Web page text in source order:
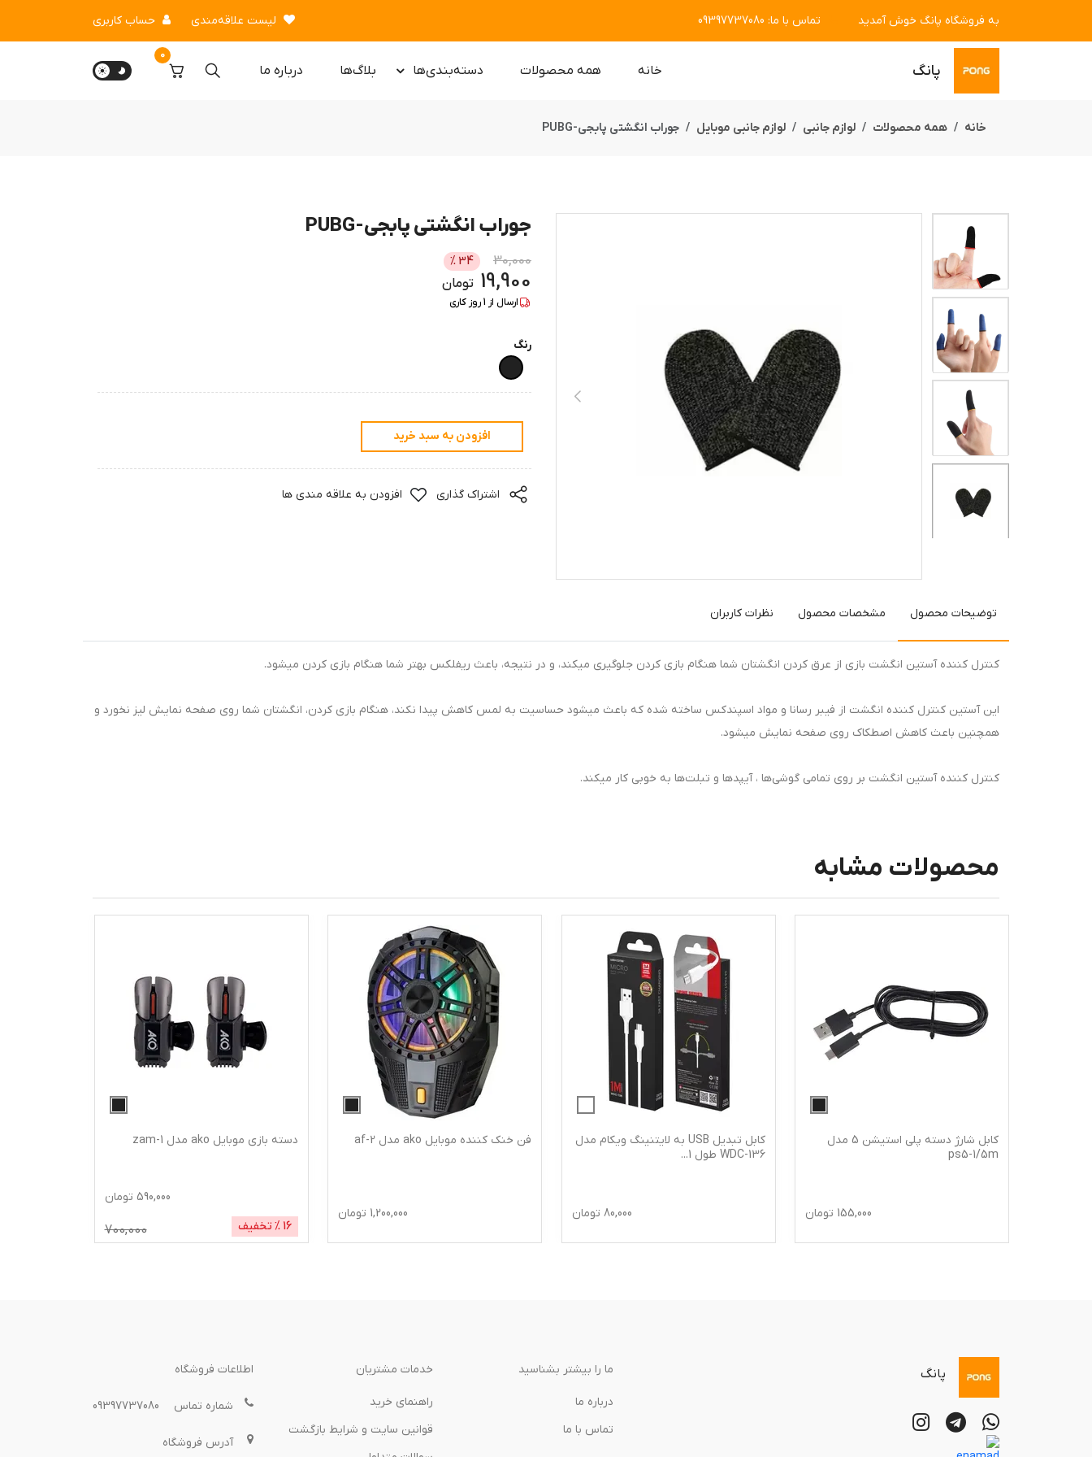
به فروشگاه پانگ خوش آمدید تماس با ما:
09397737080 لیست علاقه‌مندی حساب کاربری
پانگ خانه همه محصولات دسته‌بندی‌ها بلاگ‌ها درباره‌ ما
0
خانه همه محصولات لوازم جانبی لوازم جانبی موبایل جوراب انگشتی پابجی-PUBG
جوراب انگشتی پابجی-PUBG
30,000
34
%
19,900 تومان
ارسال از 1روز کاری
رنگ
افزودن به سبد خرید
اشتراک گذاری افزودن به علاقه مندی ها
توضیحات محصول مشخصات محصول نظرات کاربران
کنترل کننده آستین انگشت بازی از عرق کردن انگشتان شما هنگام بازی کردن جلوگیری میکند، و در نتیجه، باعث ریفلکس بهتر شما هنگام بازی کردن میشود.
این آستین کنترل کننده انگشت از فیبر رسانا و مواد اسپندکس ساخته شده که باعث میشود حساسیت به لمس کاهش پیدا نکند، هنگام بازی کردن، انگشتان شما روی صفحه نمایش لیز نخورد و
همچنین باعث کاهش اصطکاک روی صفحه نمایش میشود.
کنترل کننده آستین انگشت بر روی تمامی گوشی‌ها ، آیپدها و تبلت‌ها به خوبی کار میکند.
محصولات مشابه
کابل شارژ دسته پلی استیشن 5 مدل
ps5-1/5m
155,000 تومان
کابل تبدیل USB به لایتنینگ ویکام مدل
WDC-136 طول 1
...
80,000 تومان
فن خنک کننده موبایل ako مدل af-2
1,200,000 تومان
دسته بازی موبایل ako مدل zam-1
590,000 تومان
16 % تخفیف 700,000
پانگ ما را بیشتر بشناسید
درباره‌ ما
تماس با ما
خدمات مشتریان
راهنمای خرید
قوانین سایت و شرایط بازگشت
اطلاعات فروشگاه
شماره تماس 09397737080
آدرس فروشگاه